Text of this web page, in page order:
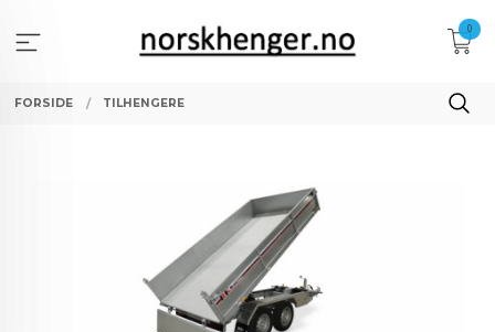
innholdet
0
FORSIDE TILHENGERE